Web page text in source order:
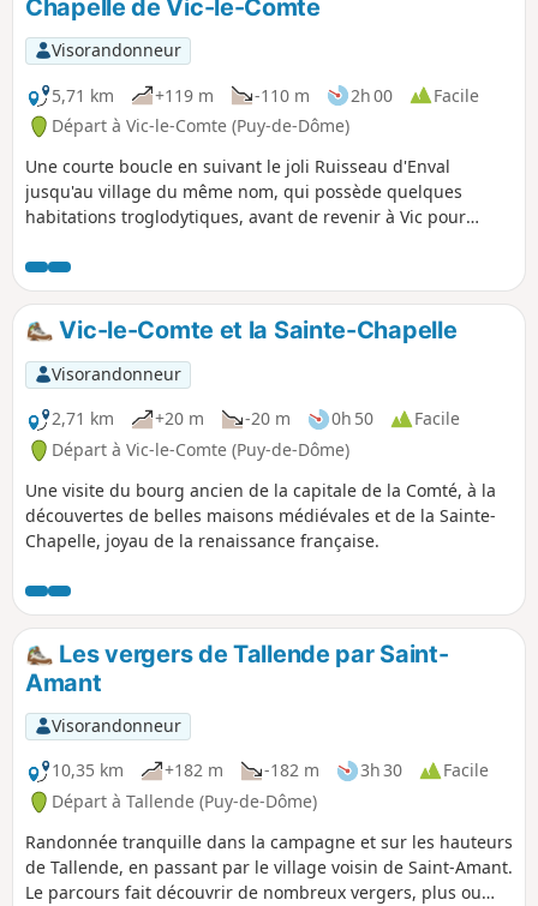
Chapelle de Vic-le-Comte
Visorandonneur
5,71 km
+119 m -110 m 2h 00
Facile
Départ à Vic-le-Comte (Puy-de-Dôme)
Une courte boucle en suivant le joli Ruisseau d'Enval
jusqu'au village du même nom, qui possède quelques
habitations troglodytiques, avant de revenir à Vic pour
Vic-le-Comte et la Sainte-Chapelle
Visorandonneur
2,71 km
+20 m -20 m 0h 50
Facile
Départ à Vic-le-Comte (Puy-de-Dôme)
Une visite du bourg ancien de la capitale de la Comté, à la
découvertes de belles maisons médiévales et de la Sainte-
Chapelle, joyau de la renaissance française.
Les vergers de Tallende par Saint-
Amant
Visorandonneur
10,35 km
+182 m -182 m 3h 30
Facile
Départ à Tallende (Puy-de-Dôme)
Randonnée tranquille dans la campagne et sur les hauteurs
de Tallende, en passant par le village voisin de Saint-Amant.
Le parcours fait découvrir de nombreux vergers, plus ou